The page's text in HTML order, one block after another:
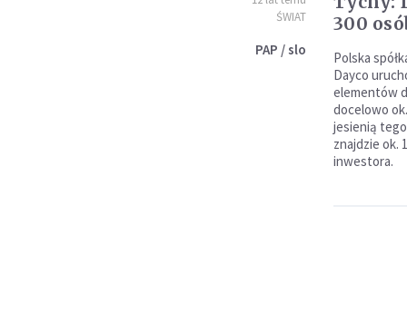
ŚWIAT
PAP / slo
300
Polska
Dayco
elementów
docelowo
jesienią
znajdzie ok.
inwestora.